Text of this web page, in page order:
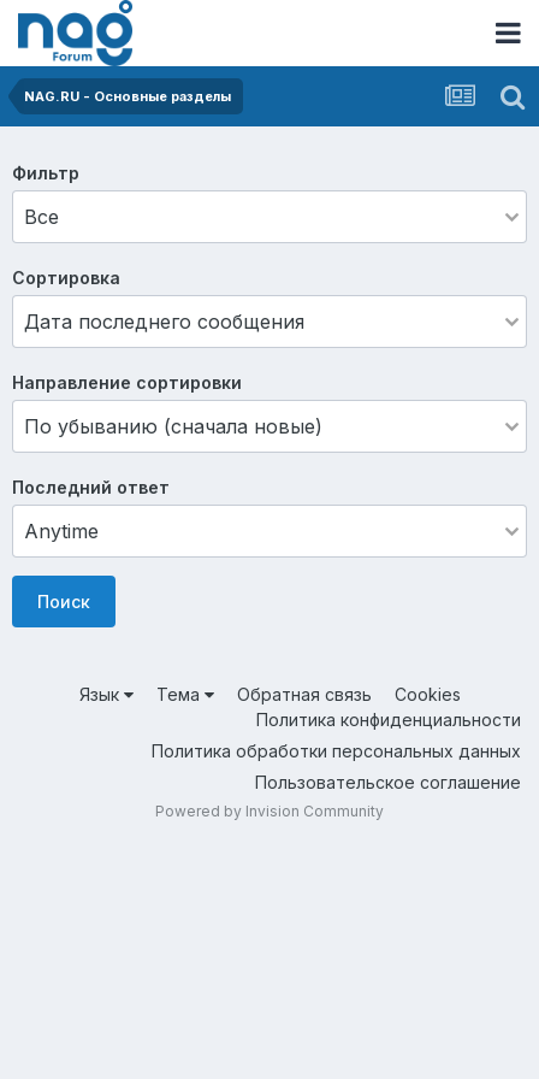
NAG.RU - Основные разделы
Фильтр
Сортировка
Направление сортировки
Последний ответ
Поиск
Язык Тема Обратная связь
Cookies
Политика конфиденциальности
Политика обработки персональных данных
Пользовательское соглашение
Powered by Invision Community